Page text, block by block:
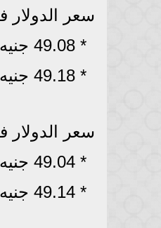
سعر
* 49.08 جنيه للشراء.
* 49.18 جنيه للبيع.
سعر
* 49.04 جنيه للشراء.
* 49.14 جنيه للبيع.